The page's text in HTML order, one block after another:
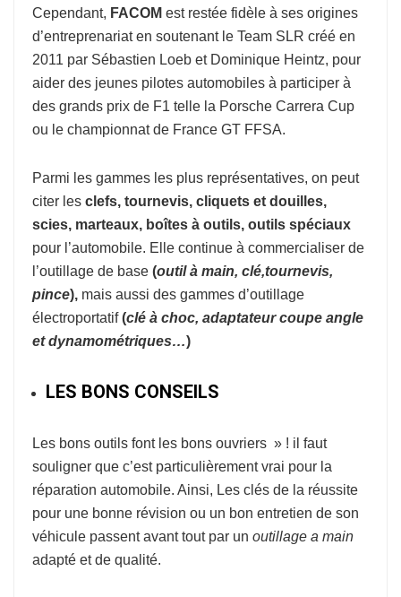
Cependant, FACOM est restée fidèle à ses origines
d’entreprenariat en soutenant le Team SLR créé en
2011 par Sébastien Loeb et Dominique Heintz, pour
aider des jeunes pilotes automobiles à participer à
des grands prix de F1 telle la Porsche Carrera Cup
ou le championnat de France GT FFSA.
Parmi les gammes les plus représentatives, on peut
citer les clefs, tournevis, cliquets et douilles,
scies, marteaux, boîtes à outils, outils spéciaux
pour l’automobile. Elle continue à commercialiser de
l’outillage de base (outil à main, clé,tournevis,
pince), mais aussi des gammes d’outillage
électroportatif (clé à choc, adaptateur coupe angle
et dynamométriques…)
LES BONS CONSEILS
Les bons outils font les bons ouvriers » ! il faut
souligner que c’est particulièrement vrai pour la
réparation automobile. Ainsi, Les clés de la réussite
pour une bonne révision ou un bon entretien de son
véhicule passent avant tout par un outillage a main
adapté et de qualité.